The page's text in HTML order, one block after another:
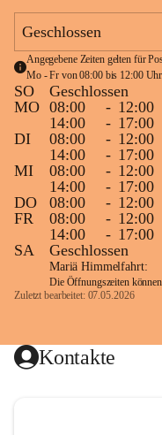
Geschlossen
Angegebene Zeiten gelten für
Mo - Fr von 08:00 bis 12:00 Uhr.
SO
Geschlossen
MO 08:00 - 12:00
14:00
- 17:00
DI
08:00 - 12:00
14:00
- 17:00
MI
08:00 - 12:00
14:00
- 17:00
DO
08:00 - 12:00
FR
08:00 - 12:00
14:00
- 17:00
SA
Geschlossen
Mariä Himmelfahrt:
Die Öffnungszeiten
Zuletzt bearbeitet: 07.05.2026
Kontakte